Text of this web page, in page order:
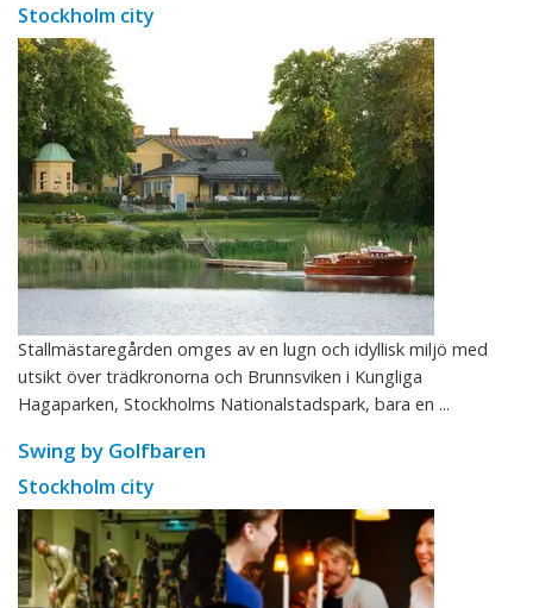
Stockholm city
Stallmästaregården omges av en lugn och idyllisk miljö med
utsikt över trädkronorna och Brunnsviken i Kungliga
Hagaparken, Stockholms Nationalstadspark, bara en ...
Swing by Golfbaren
Stockholm city